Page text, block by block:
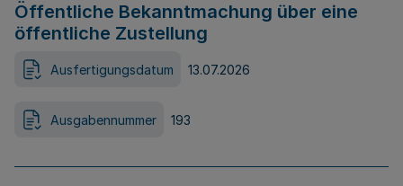
Öffentliche Bekanntmachung über eine
öffentliche Zustellung
Ausfertigungsdatum 13.07.2026
Ausgabennummer 193